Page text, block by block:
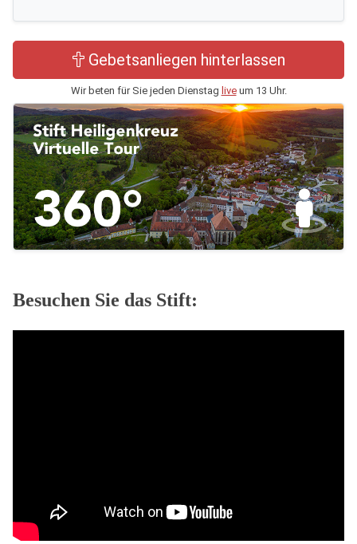
Gebetsanliegen hinterlassen
Wir beten für Sie jeden Dienstag liveum 13 Uhr.
Besuchen Sie das Stift: